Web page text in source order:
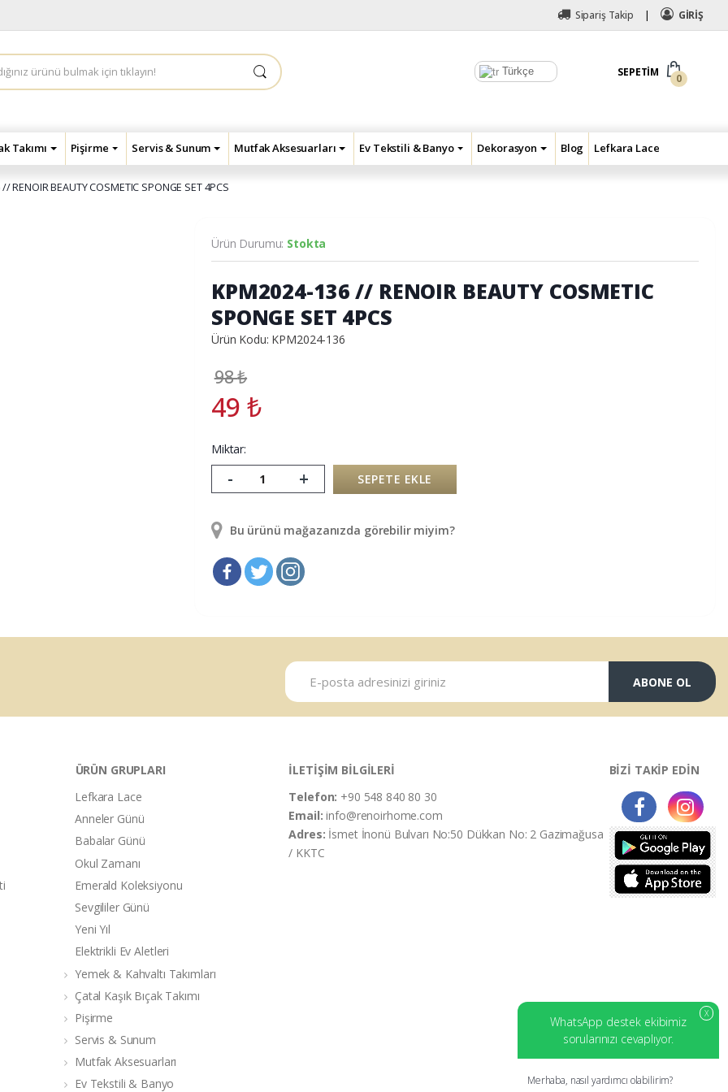
Sipariş Takip GİRİŞ
Türkçe SEPETIM
0
Takımı Pişirme Servis & Sunum Mutfak Aksesuarları Ev Tekstili & Banyo Dekorasyon Blog Lefkara Lace
RENOIR BEAUTY COSMETIC SPONGE SET 4PCS
Ürün Durumu: Stokta
KPM2024-136 // RENOIR BEAUTY COSMETIC
SPONGE SET 4PCS
Ürün Kodu: KPM2024-136
98₺
49 ₺
Miktar:
- + SEPETE EKLE
Bu ürünü mağazanızda görebilir miyim?
ABONE OL
ÜRÜN GRUPLARI
Lefkara Lace
Anneler Günü
Babalar Günü
Okul Zamanı
Emerald Koleksiyonu
Sevgililer Günü
Yeni Yıl
Elektrikli Ev Aletleri
Yemek & Kahvaltı Takımları
Çatal Kaşık Bıçak Takımı
Pişirme
Servis & Sunum
Mutfak Aksesuarları
Ev Tekstili & Banyo
İLETİŞİM BİLGİLERİ
Telefon: +90 548 840 80 30
Email:info@renoirhome.com
Adres: İsmet İnonü Bulvarı No:50 Dükkan No: 2 Gazimağusa
/ KKTC
BİZİ TAKİP EDİN
X
WhatsApp destek ekibimiz
sorularınızı cevaplıyor.
Merhaba, nasıl yardımcı olabilirim?